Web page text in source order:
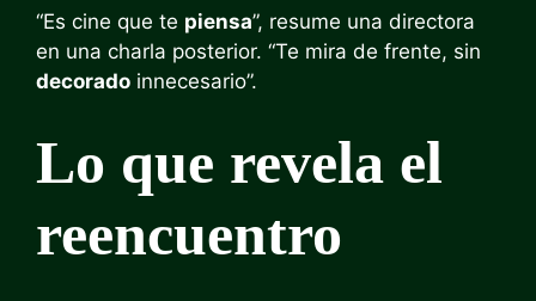
“Es cine que te piensa”, resume una directora
en una charla posterior. “Te mira de frente, sin
decorado innecesario”.
Lo que revela el
reencuentro